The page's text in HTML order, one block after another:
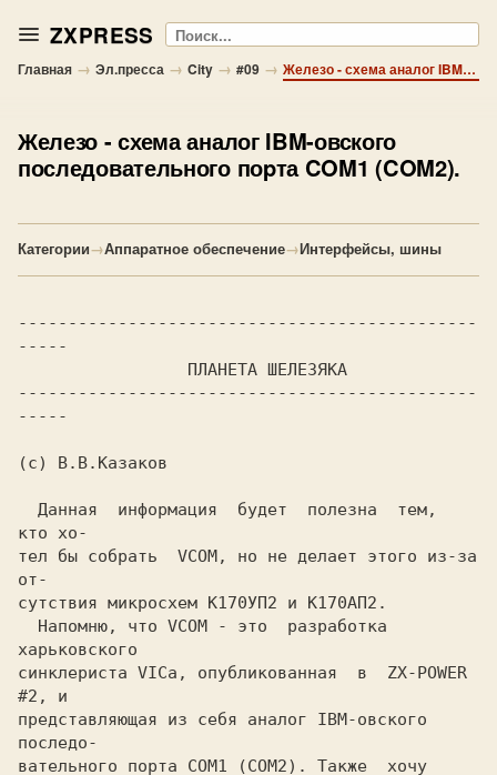
ZXPRESS Поиск
Главная → Эл.пресса → City → #09 → Железо - схема аналог IBM-овского последовательного поpта COM1 (COM2).
Железо - схема аналог IBM-овского
последовательного поpта COM1 (COM2).
Категории→Аппаратное обеспечение→Интерфейсы, шины
----------------------------------------------
-----
----------------------------------------------
-----
(c) В.В.Казаков
кто хо-
тел бы собpать  VCOM, но не делает этого из-за
от-
сутствия микpосхем К170УП2 и К170АП2.
хаpьковского
синклеpиста VICа, опубликованная  в  ZX-POWER
#2, и
пpедставляющая из себя аналог IBM-овского
последо-
вательного поpта COM1 (COM2). Также  хочу